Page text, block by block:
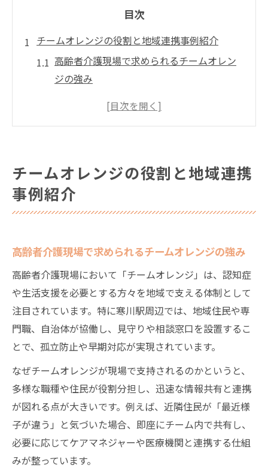
目次
チームオレンジの役割と地域連携事例紹介
高齢者介護現場で求められるチームオレン
ジの強み
地域連携が高齢者介護に与える好影響を解
地域資源を活用した高齢者介護の支援事例
高齢者介護における連携体制の構築ポイン
ト
高齢者介護支援現場の取り組み事例を紹介
高齢者介護で重視される実践ポイントとは
高齢者介護事例集から学ぶ地域課題解決策
家族と地域が協力する高齢者介護の工夫
高齢者介護の実務で役立つ支援体制とは
地域介護予防活動はどう支援につながるか
高齢者介護予防活動の重要性と地域の役割
高齢者介護と予防活動支援事業の具体例紹
介
地域介護予防活動が高齢者介護を支える理
由
チームオレンジの役割と地域連携
事例紹介
高齢者介護現場で求められるチームオレンジの強み
高齢者介護現場において「チームオレンジ」は、認知症
や生活支援を必要とする方々を地域で支える体制として
注目されています。特に寒川駅周辺では、地域住民や専
門職、自治体が協働し、見守りや相談窓口を設置するこ
とで、孤立防止や早期対応が実現されています。
なぜチームオレンジが現場で支持されるのかというと、
多様な職種や住民が役割分担し、迅速な情報共有と連携
が図れる点が大きいです。例えば、近隣住民が「最近様
子が違う」と気づいた場合、即座にチーム内で共有し、
必要に応じてケアマネジャーや医療機関と連携する仕組
みが整っています。